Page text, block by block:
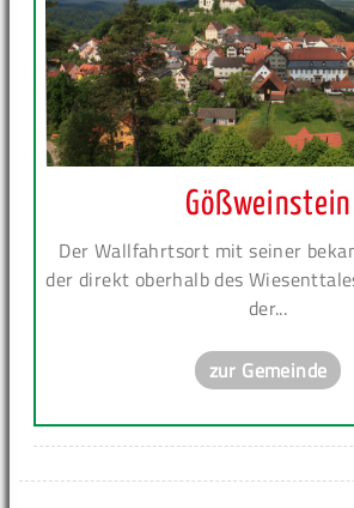
Gößweinstein
Der Wallfahrtsort mit seiner
der direkt oberhalb des
der...
zur Gemeinde